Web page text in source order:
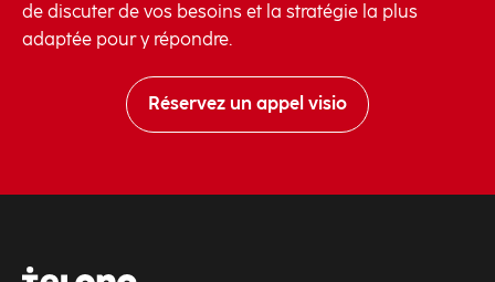
de discuter de vos besoins et la stratégie la plus
adaptée pour y répondre.
Réservez un appel visio